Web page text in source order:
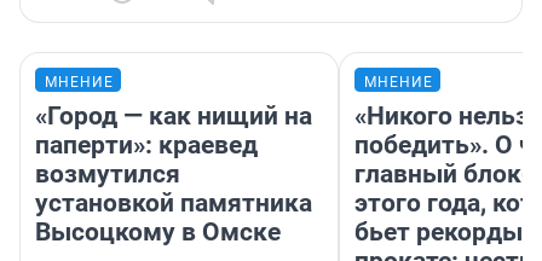
МНЕНИЕ
«Город — как нищий на
паперти»: краевед
возмутился
установкой памятника
Высоцкому в Омске
МНЕНИЕ
«Никого нельзя
победить». О
главный
этого года,
бьет рекорды в